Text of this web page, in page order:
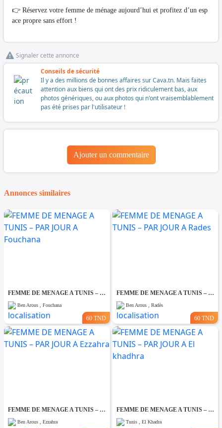
👉 Réservez votre femme de ménage aujourd’hui et profitez d’un esp
ace propre sans effort !
Signaler cette annonce
Conseils de sécurité
Il y a des millions de bonnes affaires sur Cava.tn. Mais faites
attention aux biens qui ont des prix ridiculement bas, aux
photos génériques, ou aux photos qui n'ont vraisemblablement
pas été prises par l'utilisateur !
Ajouter un commentaire
Annonces similaires
FEMME DE MENAGE A TUNIS – PAR JOUR A Fouchana
Ben Arous , Fouchana
60 TND
FEMME DE MENAGE A TUNIS – PAR JOUR A Rades
Ben Arous , Radès
60 TND
FEMME DE MENAGE A TUNIS – PAR JOUR A Ezzahra
Ben Arous , Ezzahra
FEMME DE MENAGE A TUNIS – PAR JOUR A El khadhra
Tunis , El Khadra